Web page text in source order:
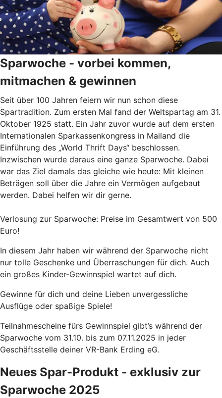
Sparwoche - vorbei kommen,
mitmachen & gewinnen
Seit über 100 Jahren feiern wir nun schon diese
Spartradition. Zum ersten Mal fand der Weltspartag am 31.
Oktober 1925 statt. Ein Jahr zuvor wurde auf dem ersten
Internationalen Sparkassenkongress in Mailand die
Einführung des „World Thrift Days“ beschlossen.
Inzwischen wurde daraus eine ganze Sparwoche. Dabei
war das Ziel damals das gleiche wie heute: Mit kleinen
Beträgen soll über die Jahre ein Vermögen aufgebaut
werden. Dabei helfen wir dir gerne.
Verlosung zur Sparwoche: Preise im Gesamtwert von 500
Euro!
In diesem Jahr haben wir während der Sparwoche nicht
nur tolle Geschenke und Überraschungen für dich. Auch
ein großes Kinder-Gewinnspiel wartet auf dich.
Gewinne für dich und deine Lieben unvergessliche
Ausflüge oder spaßige Spiele!
Teilnahmescheine fürs Gewinnspiel gibt’s während der
Sparwoche vom 31.10. bis zum 07.11.2025 in jeder
Geschäftsstelle deiner VR-Bank Erding eG.
Neues Spar-Produkt - exklusiv zur
Sparwoche 2025